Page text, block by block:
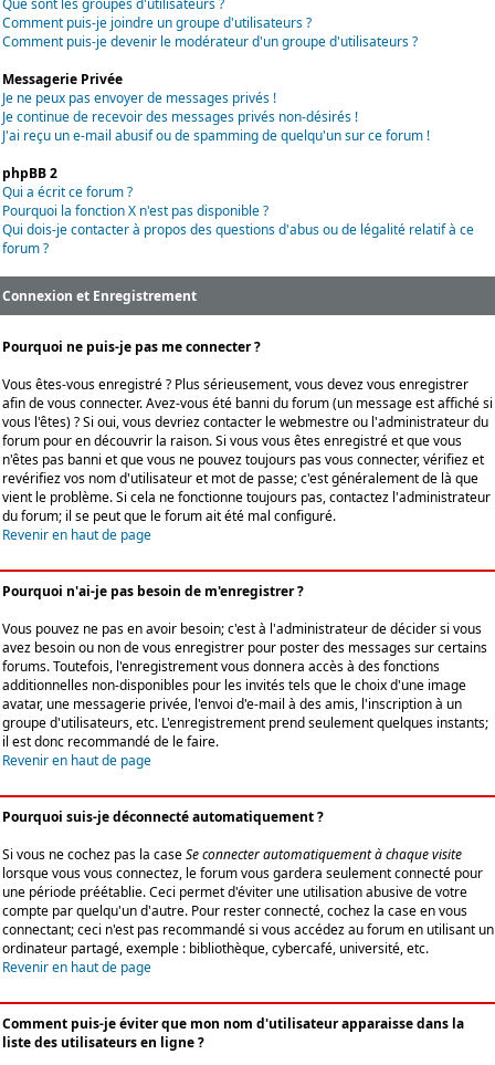
Que sont les groupes d'utilisateurs ?
Comment puis-je joindre un groupe d'utilisateurs ?
Comment puis-je devenir le modérateur d'un groupe d'utilisateurs ?
Messagerie Privée
Je ne peux pas envoyer de messages privés !
Je continue de recevoir des messages privés non-désirés !
J'ai reçu un e-mail abusif ou de spamming de quelqu'un sur ce forum !
phpBB 2
Qui a écrit ce forum ?
Pourquoi la fonction X n'est pas disponible ?
Qui dois-je contacter à propos des questions d'abus ou de légalité relatif à ce
forum ?
Connexion et Enregistrement
Pourquoi ne puis-je pas me connecter ?
Vous êtes-vous enregistré ? Plus sérieusement, vous devez vous enregistrer
afin de vous connecter. Avez-vous été banni du forum (un message est affiché si
vous l'êtes) ? Si oui, vous devriez contacter le webmestre ou l'administrateur du
forum pour en découvrir la raison. Si vous vous êtes enregistré et que vous
n'êtes pas banni et que vous ne pouvez toujours pas vous connecter, vérifiez et
revérifiez vos nom d'utilisateur et mot de passe; c'est généralement de là que
vient le problème. Si cela ne fonctionne toujours pas, contactez l'administrateur
du forum; il se peut que le forum ait été mal configuré.
Revenir en haut de page
Pourquoi n'ai-je pas besoin de m'enregistrer ?
Vous pouvez ne pas en avoir besoin; c'est à l'administrateur de décider si vous
avez besoin ou non de vous enregistrer pour poster des messages sur certains
forums. Toutefois, l'enregistrement vous donnera accès à des fonctions
additionnelles non-disponibles pour les invités tels que le choix d'une image
avatar, une messagerie privée, l'envoi d'e-mail à des amis, l'inscription à un
groupe d'utilisateurs, etc. L'enregistrement prend seulement quelques instants;
il est donc recommandé de le faire.
Revenir en haut de page
Pourquoi suis-je déconnecté automatiquement ?
Si vous ne cochez pas la caseSe connecter automatiquement à chaque visite
lorsque vous vous connectez, le forum vous gardera seulement connecté pour
une période préétablie. Ceci permet d'éviter une utilisation abusive de votre
compte par quelqu'un d'autre. Pour rester connecté, cochez la case en vous
connectant; ceci n'est pas recommandé si vous accédez au forum en utilisant un
ordinateur partagé, exemple : bibliothèque, cybercafé, université, etc.
Revenir en haut de page
Comment puis-je éviter que mon nom d'utilisateur apparaisse dans la
liste des utilisateurs en ligne ?